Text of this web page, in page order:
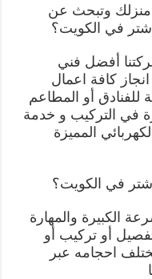
وتبحث عن
في الكويت؟
أفضل فني
كافة اعمال
للفنادق أو المطاعم
في التركيب و خدمة
المميزة
في الكويت؟
الكبيرة والمهارة
أو تركيب أو
احجامه عبر